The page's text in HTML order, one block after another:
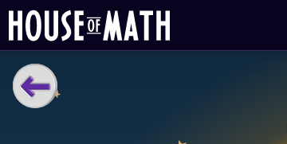
НАВЧАЛЬНІ МАТЕРІАЛИ